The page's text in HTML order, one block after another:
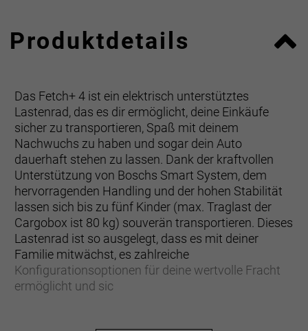
Produktdetails
Das Fetch+ 4 ist ein elektrisch unterstütztes
Lastenrad, das es dir ermöglicht, deine Einkäufe
sicher zu transportieren, Spaß mit deinem
Nachwuchs zu haben und sogar dein Auto
dauerhaft stehen zu lassen. Dank der kraftvollen
Unterstützung von Boschs Smart System, dem
hervorragenden Handling und der hohen Stabilität
lassen sich bis zu fünf Kinder (max. Traglast der
Cargobox ist 80 kg) souverän transportieren. Dieses
Lastenrad ist so ausgelegt, dass es mit deiner
Familie mitwächst, es zahlreiche
Konfigurationsoptionen für deine wertvolle Fracht
ermöglicht und sic